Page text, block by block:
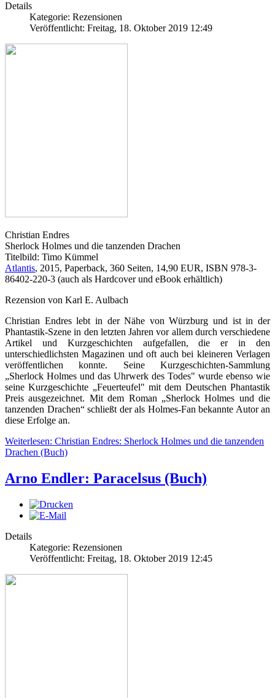
Details
Kategorie: Rezensionen
Veröffentlicht: Freitag, 18. Oktober 2019 12:49
Christian Endres
Sherlock Holmes und die tanzenden Drachen
Titelbild: Timo Kümmel
Atlantis, 2015, Paperback, 360 Seiten, 14,90 EUR, ISBN 978-3-
86402-220-3 (auch als Hardcover und eBook erhältlich)
Rezension von Karl E. Aulbach
Christian Endres lebt in der Nähe von Würzburg und ist in der
Phantastik-Szene in den letzten Jahren vor allem durch verschiedene
Artikel und Kurzgeschichten aufgefallen, die er in den
unterschiedlichsten Magazinen und oft auch bei kleineren Verlagen
veröffentlichen konnte. Seine Kurzgeschichten-Sammlung
„Sherlock Holmes und das Uhrwerk des Todes" wurde ebenso wie
seine Kurzgeschichte „Feuerteufel" mit dem Deutschen Phantastik
Preis ausgezeichnet. Mit dem Roman „Sherlock Holmes und die
tanzenden Drachen“ schließt der als Holmes-Fan bekannte Autor an
diese Erfolge an.
Weiterlesen: Christian Endres: Sherlock Holmes und die tanzenden
Drachen (Buch)
Arno Endler: Paracelsus (Buch)
Details
Kategorie: Rezensionen
Veröffentlicht: Freitag, 18. Oktober 2019 12:45